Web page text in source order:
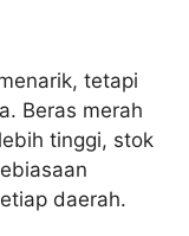
tetapi
Beras merah
tinggi, stok
daerah.